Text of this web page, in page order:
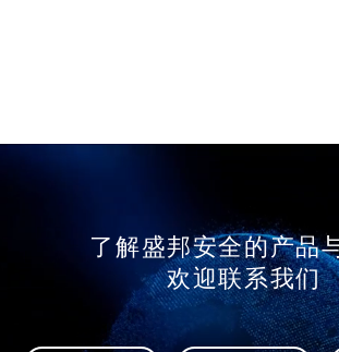
了解盛邦安全的产品
欢迎联系我们